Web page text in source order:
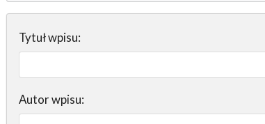
Tytuł wpisu:
Autor wpisu: